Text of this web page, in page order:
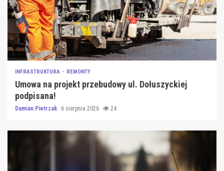
INFRASTRUKTURA REMONTY
Umowa na projekt przebudowy ul. Dołuszyckiej
podpisana!
Damian Pietrzak 6 sierpnia 2026 24